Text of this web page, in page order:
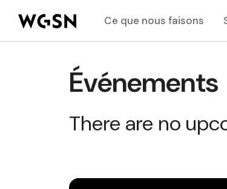
Ce que nous faisons
Événements
There are no